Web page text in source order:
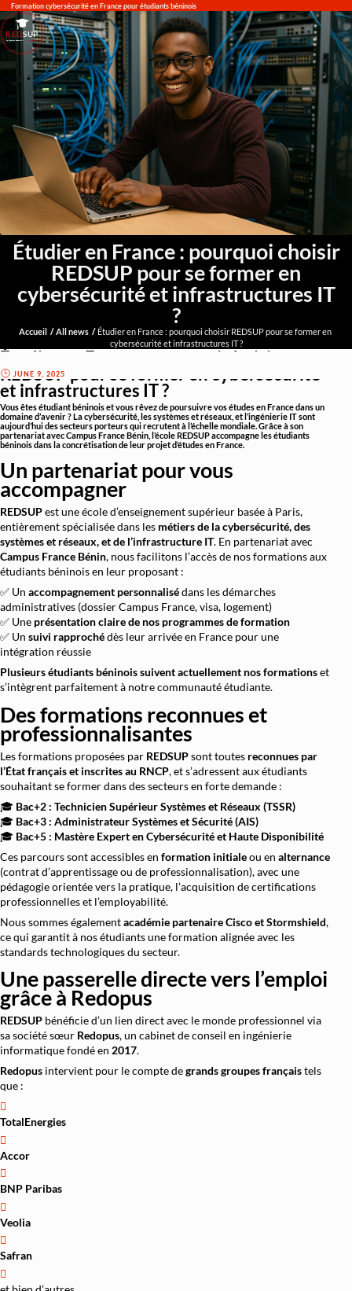
Formation cybersécurité en France pour étudiants béninois
L'EXPERTISE DE DEMAIN
SUP
RED
Étudier en France : pourquoi choisir
REDSUP pour se former en
cybersécurité et infrastructures IT
?
Accueil All news
Étudier en France : pourquoi choisir REDSUP pour se former en
cybersécurité et infrastructures IT ?
JUNE 9, 2025
Étudier en France : pourquoi choisir
REDSUP pour se former en cybersécurité
et infrastructures IT ?
Vous êtesétudiant béninoiset vous rêvez de poursuivre vos études en France dans un
domaine d’avenir ? La cybersécurité, les systèmes et réseaux, et l’ingénierie IT sont
aujourd’hui des secteurs porteurs qui recrutent à l’échelle mondiale. Grâce à son
partenariat avec Campus France Bénin , l’écoleREDSUPaccompagne les étudiants
béninois dans la concrétisation de leur projet d’études en France.
Un partenariat pour vous
accompagner
REDSUPest une école d’enseignement supérieur basée à Paris,
entièrement spécialisée dans les métiers de la cybersécurité, des
systèmes et réseaux, et de l’infrastructure IT. En partenariat avec
Campus France Bénin, nous facilitons l’accès de nos formations aux
étudiants béninois en leur proposant :
✅ Un accompagnement personnalisédans les démarches
administratives (dossier Campus France, visa, logement)
✅ Une présentation claire de nos programmes de formation
✅ Un suivi rapprochédès leur arrivée en France pour une
intégration réussie
Plusieurs étudiants béninois suivent actuellement nos formationset
s’intègrent parfaitement à notre communauté étudiante.
Des formations reconnues et
professionnalisantes
Les formations proposées par REDSUPsont toutes reconnues par
l’État français et inscrites au RNCP, et s’adressent aux étudiants
souhaitant se former dans des secteurs en forte demande :
🎓 Bac+2 : Technicien Supérieur Systèmes et Réseaux (TSSR)
🎓 Bac+3 : Administrateur Systèmes et Sécurité (AIS)
🎓 Bac+5 : Mastère Expert en Cybersécurité et Haute Disponibilité
Ces parcours sont accessibles en formation initialeou en alternance
(contrat d’apprentissage ou de professionnalisation), avec une
pédagogie orientée vers la pratique, l’acquisition de certifications
professionnelles et l’employabilité.
Nous sommes égalementacadémie partenaire Cisco et Stormshield,
ce qui garantit à nos étudiants une formation alignée avec les
standards technologiques du secteur.
Une passerelle directe vers l’emploi
grâce à Redopus
REDSUP bénéficie d’un lien direct avec le monde professionnel via
sa société sœur Redopus, un cabinet de conseil en ingénierie
informatique fondé en 2017.
Redopus intervient pour le compte degrands groupes françaistels
que :
TotalEnergies
Accor
BNP Paribas
Veolia
Safran